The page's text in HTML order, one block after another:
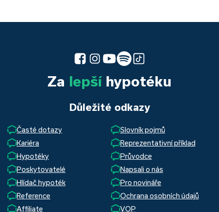
Za lepšíhypotéku
Důležité odkazy
Časté dotazy
Slovník pojmů
Kariéra
Reprezentativní příklad
Hypotéky
Průvodce
Poskytovatelé
Napsali o nás
Hlídač hypoték
Pro novináře
Reference
Ochrana osobních údajů
Affiliate
VOP